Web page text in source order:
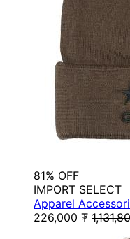
81% OFF
IMPORT SELECT
Apparel
226,000 ₮